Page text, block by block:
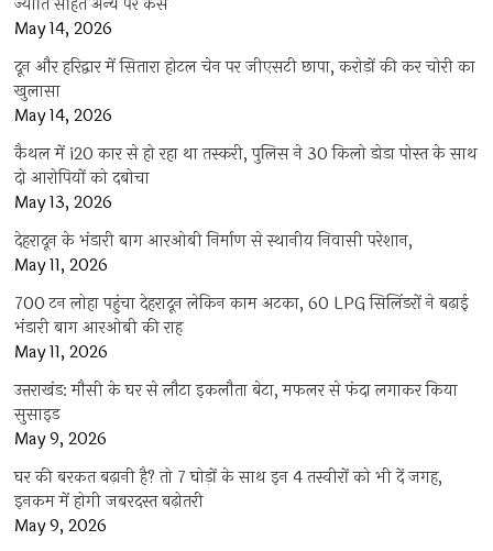
ज्योति सहित अन्य पर केस
May 14, 2026
दून और हरिद्वार में सितारा होटल चेन पर जीएसटी छापा, करोड़ों की कर चोरी का
खुलासा
May 14, 2026
कैथल में i20 कार से हो रहा था तस्करी, पुलिस ने 30 किलो डोडा पोस्त के साथ
दो आरोपियों को दबोचा
May 13, 2026
देहरादून के भंडारी बाग आरओबी निर्माण से स्थानीय निवासी परेशान,
May 11, 2026
700 टन लोहा पहुंचा देहरादून लेकिन काम अटका, 60 LPG सिलिंडरों ने बढ़ाई
भंडारी बाग आरओबी की राह
May 11, 2026
उत्तराखंड: मौसी के घर से लौटा इकलौता बेटा, मफलर से फंदा लगाकर किया
सुसाइड
May 9, 2026
घर की बरकत बढ़ानी है? तो 7 घोड़ों के साथ इन 4 तस्वीरों को भी दें जगह,
इनकम में होगी जबरदस्त बढ़ोतरी
May 9, 2026